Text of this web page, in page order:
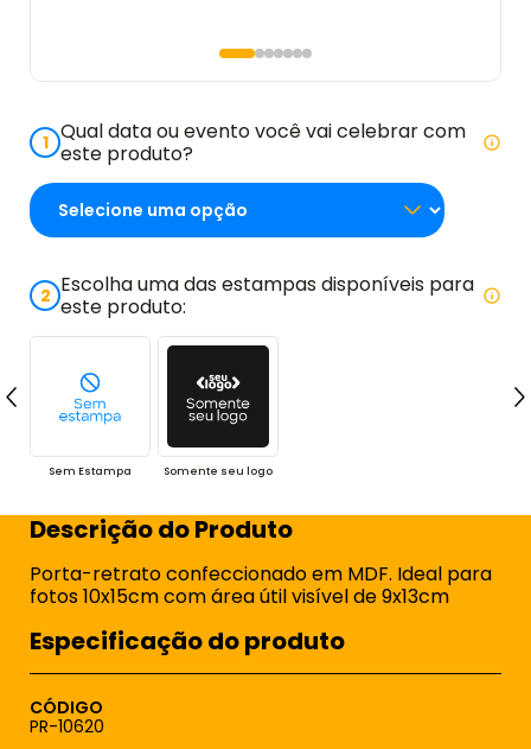
1 Qual data ou evento você vai celebrar com
este produto?
2 Escolha uma das estampas disponíveis para
este produto:
Sem Estampa Somente seu logo
Descrição do Produto
Porta-retrato confeccionado em MDF. Ideal para
fotos 10x15cm com área útil visível de 9x13cm
Especificação do produto
CÓDIGO
PR-10620